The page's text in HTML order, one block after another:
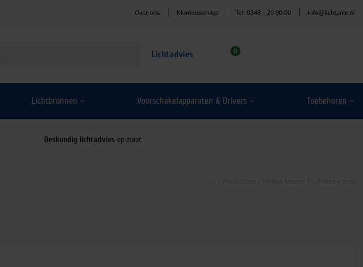
Over ons Klantenservice Tel: 0348 – 20 90 00 info@lichtunie.nl
Lichtadvies 0
Lichtbronnen Voorschakelapparaten & Drivers Toebehoren
Deskundig lichtadvies op maat